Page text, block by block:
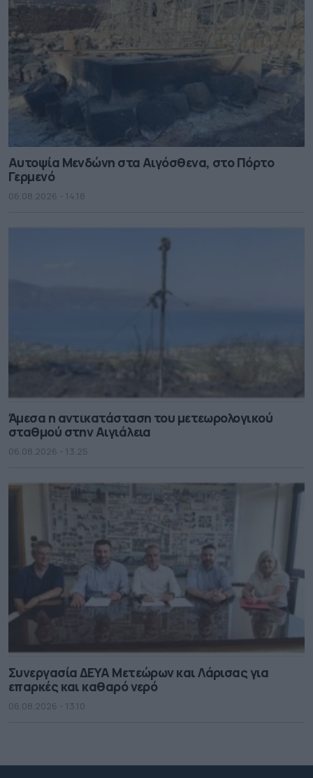
Αυτοψία Μενδώνη στα Αιγόσθενα, στο Πόρτο
Γερμενό
06.08.2026 - 14.18
Άμεσα η αντικατάσταση του μετεωρολογικού
σταθμού στην Αιγιάλεια
06.08.2026 - 13.25
Συνεργασία ΔΕΥΑ Μετεώρων και Λάρισας για
επαρκές και καθαρό νερό
06.08.2026 - 13.10